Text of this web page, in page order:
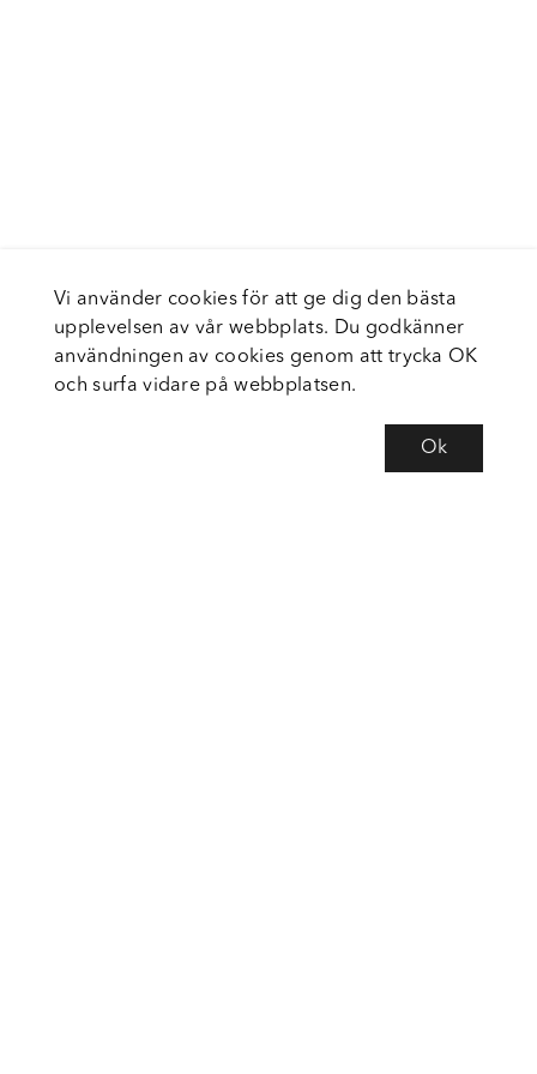
Vi använder cookies för att ge dig den bästa
upplevelsen av vår webbplats. Du godkänner
användningen av cookies genom att trycka OK
och surfa vidare på webbplatsen.
Ok